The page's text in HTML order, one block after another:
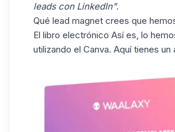
leads con LinkedIn".
Qué lead magnet crees que
El libro electrónico Así es, lo
utilizando el Canva. Aquí tienes un